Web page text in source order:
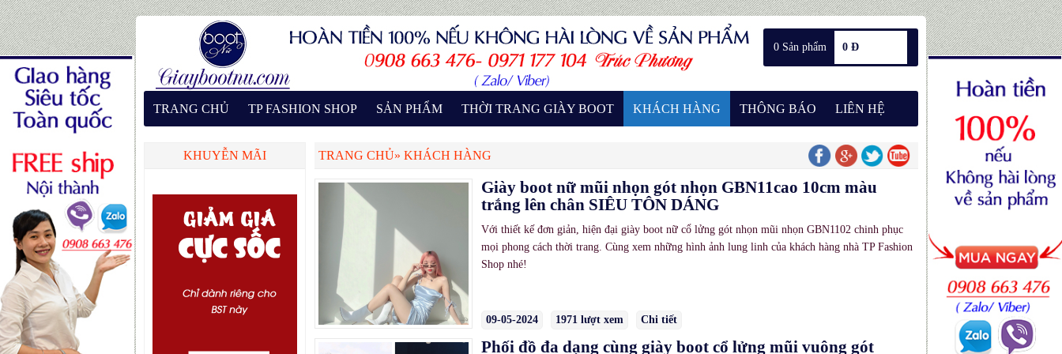
Giày boot nữ mũi nhọn gót nhọn GBN11cao 10cm màu
trắng lên chân SIÊU TÔN DÁNG
Với thiết kế đơn giản, hiện đại giày boot nữ cổ lửng gót nhọn mũi nhọn GBN1102 chinh phục
mọi phong cách thời trang. Cùng xem những hình ảnh lung linh của khách hàng nhà TP Fashion
Shop nhé!
09-05-2024 1971 lượt xem Chi tiết
Phối đồ đa dạng cùng giày boot cổ lửng mũi vuông gót
TRANG CHỦ» KHÁCH HÀNG
KHUYỄN MÃI
0 Sản phẩm 0 Đ
TRANG CHỦ TP FASHION SHOP SẢN PHẨM THỜI TRANG GIÀY BOOT KHÁCH HÀNG THÔNG BÁO LIÊN HỆ